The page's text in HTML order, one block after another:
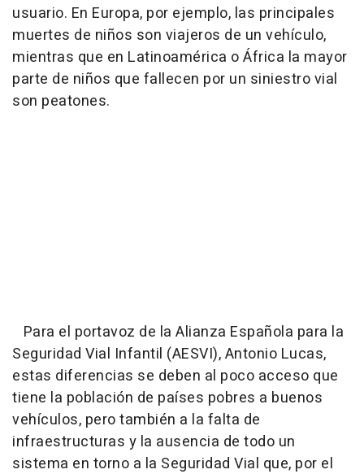
usuario. En Europa, por ejemplo, las principales
muertes de niños son viajeros de un vehículo,
mientras que en Latinoamérica o África la mayor
parte de niños que fallecen por un siniestro vial
son peatones.
Para el portavoz de la Alianza Española para la
Seguridad Vial Infantil (AESVI), Antonio Lucas,
estas diferencias se deben al poco acceso que
tiene la población de países pobres a buenos
vehículos, pero también a la falta de
infraestructuras y la ausencia de todo un
sistema en torno a la Seguridad Vial que, por el